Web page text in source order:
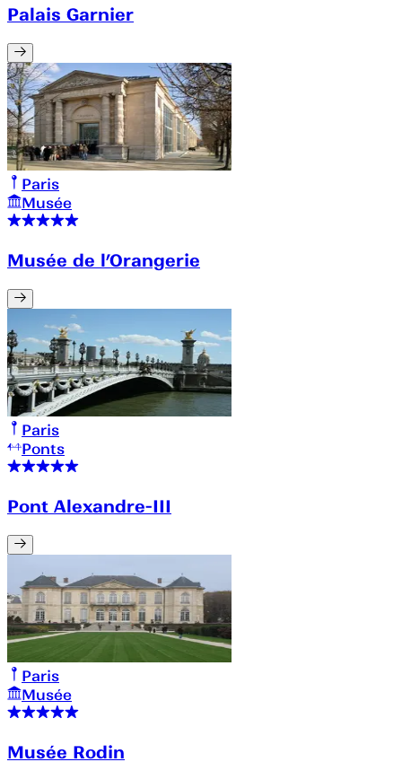
Palais Garnier
Paris
Musée
Musée de l’Orangerie
Paris
Ponts
Pont Alexandre-III
Paris
Musée
Musée Rodin